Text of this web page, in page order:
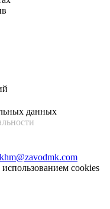
данных
khm@zavodmk.com
использованием cookies